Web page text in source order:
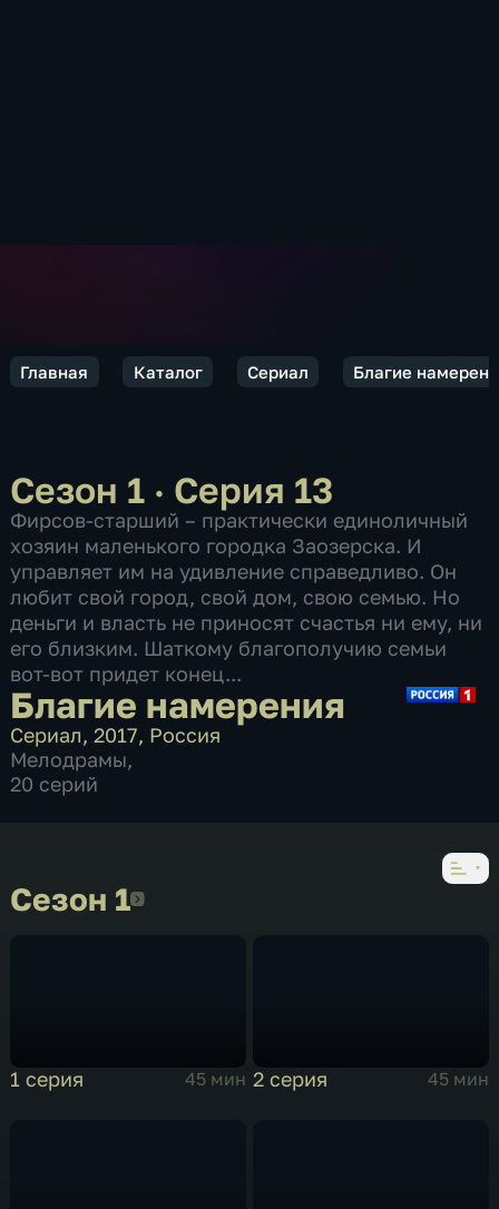
Главная Каталог Сериал Благие
Сезон 1 · Серия 13
Фирсов-старший – практически единоличный
хозяин маленького городка Заозерска. И
управляет им на удивление справедливо. Он
любит свой город, свой дом, свою семью. Но
деньги и власть не приносят счастья ни ему, ни
его близким. Шаткому благополучию семьи
вот-вот придет конец...
Благие намерения
Сериал,2017, Россия
Мелодрамы,
20 серий
Сезон 1Сезон 1
1 серия 45 мин 2 серия 45 мин